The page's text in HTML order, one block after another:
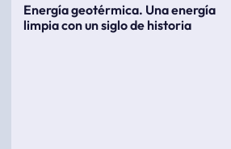
Energía geotérmica. Una energía
limpia con un siglo de historia